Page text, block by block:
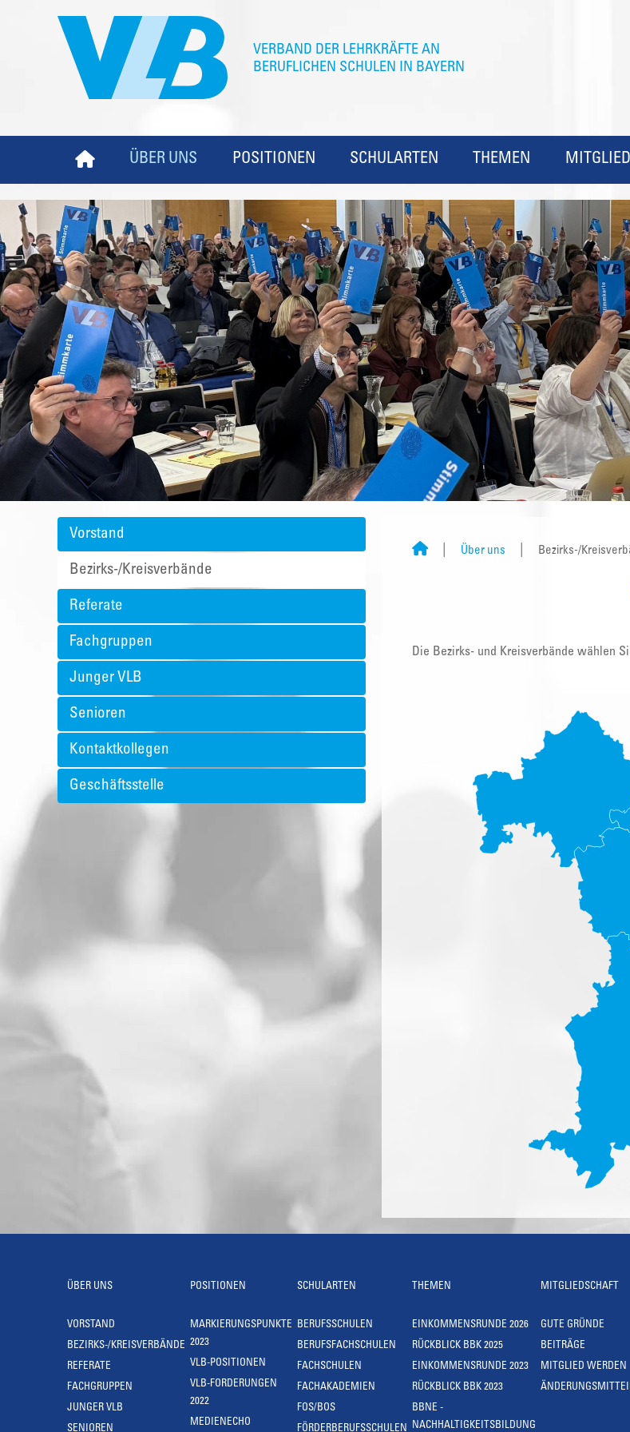
ÜBER UNS POSITIONEN SCHULARTEN THEMEN
Vorstand
Bezirks-/Kreisverbände
Referate
Fachgruppen
Junger VLB
Senioren
Kontaktkollegen
Geschäftsstelle
Über uns Bezirks-/
Die Bezirks- und Kreisverbände wählen
ÜBER UNS
VORSTAND
BEZIRKS-/KREISVERBÄNDE
REFERATE
FACHGRUPPEN
JUNGER VLB
SENIOREN
POSITIONEN
MARKIERUNGSPUNKTE
2023
VLB-POSITIONEN
VLB-FORDERUNGEN
2022
MEDIENECHO
SCHULARTEN
BERUFSSCHULEN
BERUFSFACHSCHULEN
FACHSCHULEN
FACHAKADEMIEN
FOS/BOS
FÖRDERBERUFSSCHULEN
THEMEN
EINKOMMENSRUNDE 2026
RÜCKBLICK BBK 2025
EINKOMMENSRUNDE 2023
RÜCKBLICK BBK 2023
BBNE -
NACHHALTIGKEITSBILDUNG
MITGLIEDSCHAFT
GUTE GRÜNDE
BEITRÄGE
MITGLIED WERDEN